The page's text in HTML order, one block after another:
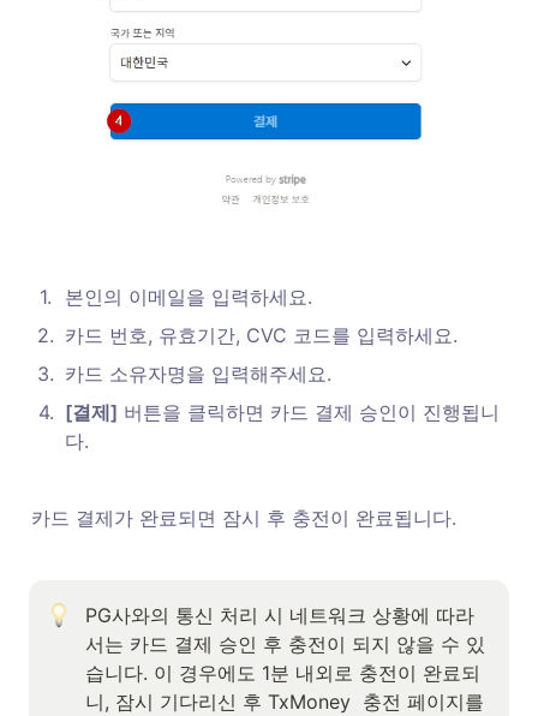
1.
본인의 이메일을 입력하세요.
2. 카드 번호, 유효기간, CVC 코드를 입력하세요.
3. 카드 소유자명을 입력해주세요.
4. [결제] 버튼을 클릭하면 카드 결제 승인이 진행됩니
다.
카드 결제가 완료되면 잠시 후 충전이 완료됩니다.
PG사와의 통신 처리 시 네트워크 상황에 따라
서는 카드 결제 승인 후 충전이 되지 않을 수 있
습니다. 이 경우에도 1분 내외로 충전이 완료되
니, 잠시 기다리신 후 TxMoney  충전 페이지를